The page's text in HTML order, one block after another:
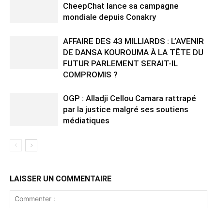
CheepChat lance sa campagne
mondiale depuis Conakry
AFFAIRE DES 43 MILLIARDS : L’AVENIR
DE DANSA KOUROUMA À LA TÊTE DU
FUTUR PARLEMENT SERAIT-IL
COMPROMIS ?
OGP : Alladji Cellou Camara rattrapé
par la justice malgré ses soutiens
médiatiques
LAISSER UN COMMENTAIRE